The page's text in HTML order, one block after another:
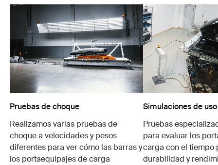
Pruebas de choque
Realizamos varias pruebas de
choque a velocidades y pesos
diferentes para ver cómo las barras y
los portaequipajes de carga
Simulaciones de
Pruebas
para evaluar los
carga con el tiempo
durabilidad y